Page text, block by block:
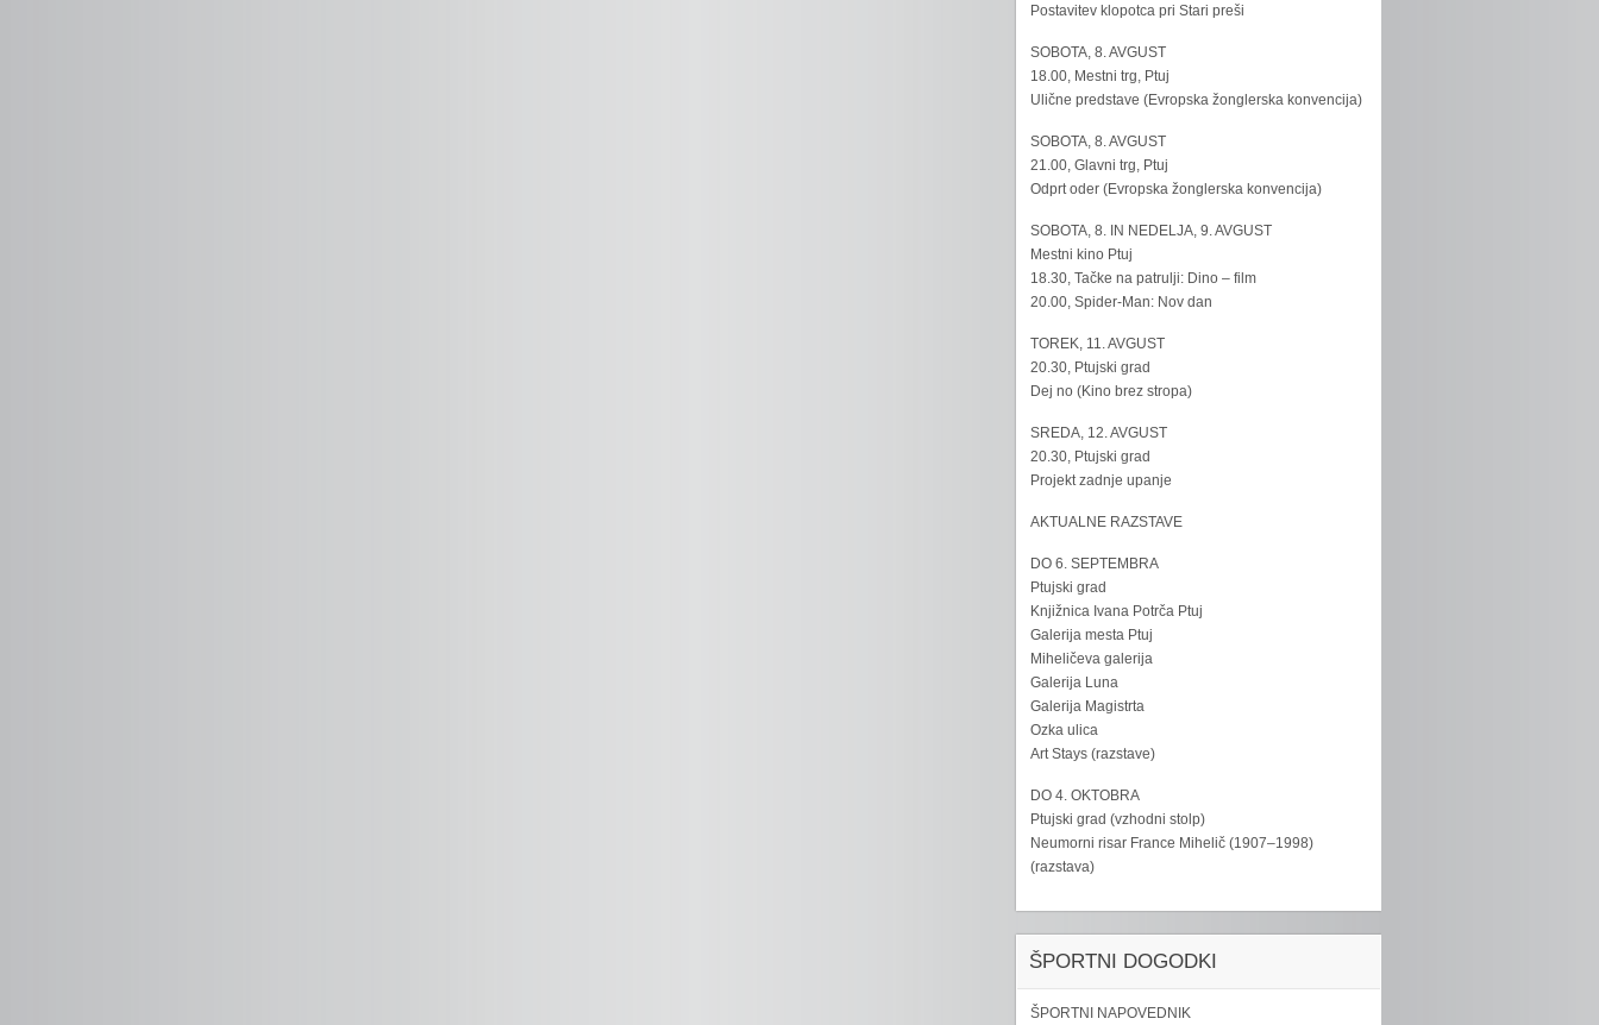
Postavitev klopotca pri Stari preši
SOBOTA, 8. AVGUST
18.00, Mestni trg, Ptuj
Ulične predstave (Evropska žonglerska konvencija)
SOBOTA, 8. AVGUST
21.00, Glavni trg, Ptuj
Odprt oder (Evropska žonglerska konvencija)
SOBOTA, 8. IN NEDELJA, 9. AVGUST
Mestni kino Ptuj
18.30, Tačke na patrulji: Dino – film
20.00, Spider-Man: Nov dan
TOREK, 11. AVGUST
20.30, Ptujski grad
Dej no (Kino brez stropa)
SREDA, 12. AVGUST
20.30, Ptujski grad
Projekt zadnje upanje
AKTUALNE RAZSTAVE
DO 6. SEPTEMBRA
Ptujski grad
Knjižnica Ivana Potrča Ptuj
Galerija mesta Ptuj
Miheličeva galerija
Galerija Luna
Galerija Magistrta
Ozka ulica
Art Stays (razstave)
DO 4. OKTOBRA
Ptujski grad (vzhodni stolp)
Neumorni risar France Mihelič (1907–1998)
(razstava)
ŠPORTNI DOGODKI
ŠPORTNI NAPOVEDNIK